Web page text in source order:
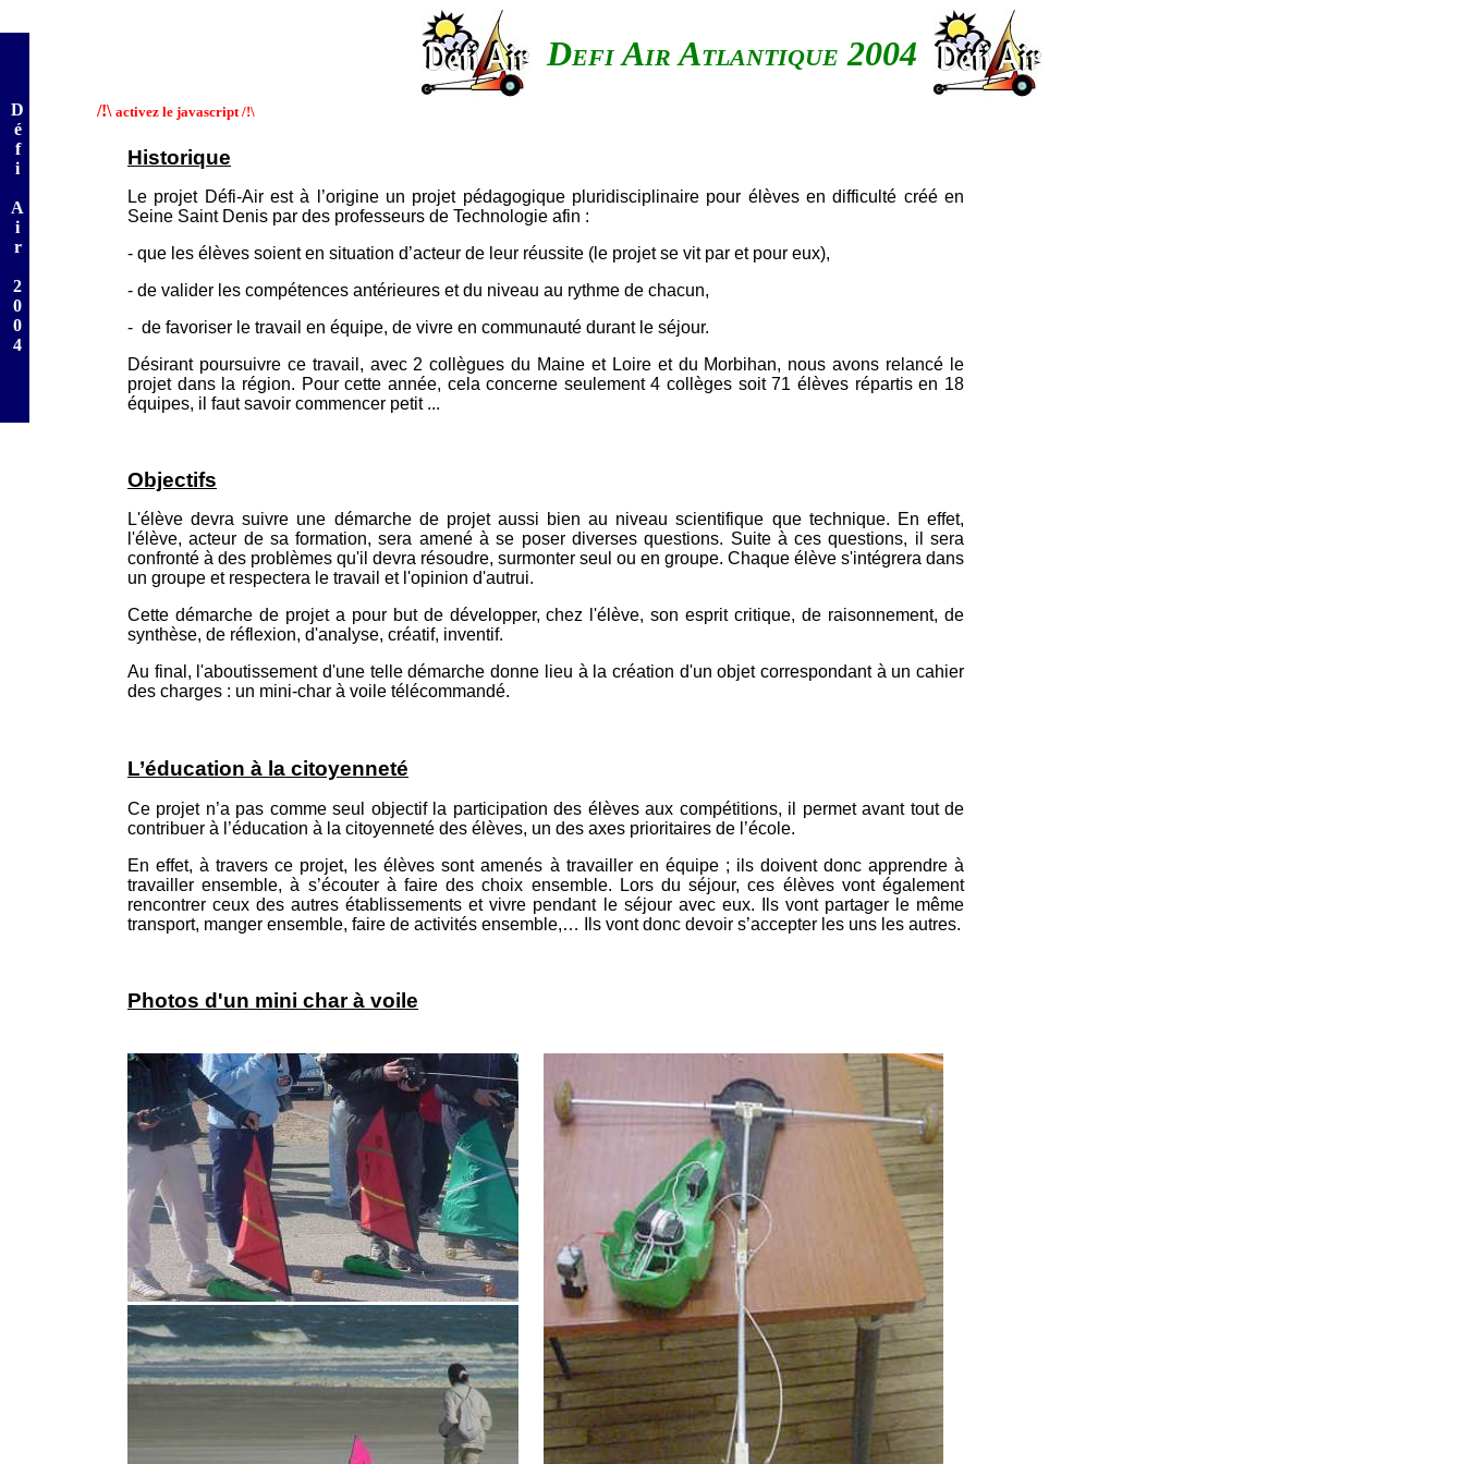
D
é
f
i
A
i
r
2
0
0
4
Defi Air Atlantique2004
/!\ activez le javascript /!\
Historique
Le projet Défi-Air est à l’origine un projet pédagogique pluridisciplinaire pour élèves en difficulté créé en
Seine Saint Denis par des professeurs de Technologie afin :
- que les élèves soient en situation d’acteur de leur réussite (le projet se vit par et pour eux),
- de valider les compétences antérieures et du niveau au rythme de chacun,
- de favoriser le travail en équipe, de vivre en communauté durant le séjour.
Désirant poursuivre ce travail, avec 2 collègues du Maine et Loire et du Morbihan, nous avons relancé le
projet dans la région. Pour cette année, cela concerne seulement 4 collèges soit 71 élèves répartis en 18
équipes, il faut savoir commencer petit ...
Objectifs
L'élève devra suivre une démarche de projet aussi bien au niveau scientifique que technique. En effet,
l'élève, acteur de sa formation, sera amené à se poser diverses questions. Suite à ces questions, il sera
confronté à des problèmes qu'il devra résoudre, surmonter seul ou en groupe. Chaque élève s'intégrera dans
un groupe et respectera le travail et l'opinion d'autrui.
Cette démarche de projet a pour but de développer, chez l'élève, son esprit critique, de raisonnement, de
synthèse, de réflexion, d'analyse, créatif, inventif.
Au final, l'aboutissement d'une telle démarche donne lieu à la création d'un objet correspondant à un cahier
des charges : un mini-char à voile télécommandé.
L’éducation à la citoyenneté
Ce projet n’a pas comme seul objectif la participation des élèves aux compétitions, il permet avant tout de
contribuer à l’éducation à la citoyenneté des élèves, un des axes prioritaires de l’école.
En effet, à travers ce projet, les élèves sont amenés à travailler en équipe ; ils doivent donc apprendre à
travailler ensemble, à s’écouter à faire des choix ensemble. Lors du séjour, ces élèves vont également
rencontrer ceux des autres établissements et vivre pendant le séjour avec eux. Ils vont partager le même
transport, manger ensemble, faire de activités ensemble,… Ils vont donc devoir s’accepter les uns les autres.
Photos d'un mini char à voile